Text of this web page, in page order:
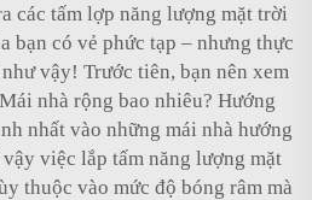
các tấm lợp năng lượng mặt trời
bạn có vẻ phức tạp – nhưng thực
vậy! Trước tiên, bạn nên xem
nhà rộng bao nhiêu? Hướng
nhất vào những mái nhà hướng
việc lắp tấm năng lượng mặt
thuộc vào mức độ bóng râm mà